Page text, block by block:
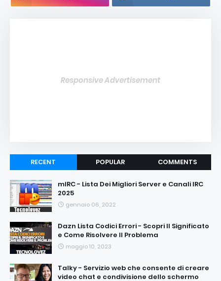
Responsive Advertisement
RECENT POPULAR COMMENTS
mIRC - Lista Dei Migliori Server e Canali IRC
2025
gennaio 06, 2022
Dazn Lista Codici Errori - Scopri Il Significato
e Come Risolvere Il Problema
maggio 10, 2023
Talky - Servizio web che consente di creare
video chat e condivisione dello schermo